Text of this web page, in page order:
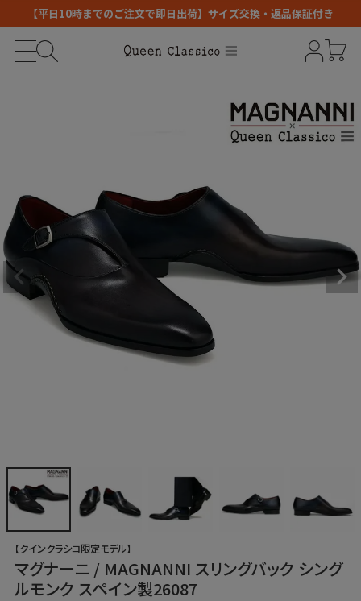
【平日10時までのご注文で即日出荷】サイズ交換・返品保証付き
【クインクラシコ限定モデル】
マグナーニ / MAGNANNI スリングバック シング
ルモンク スペイン製26087